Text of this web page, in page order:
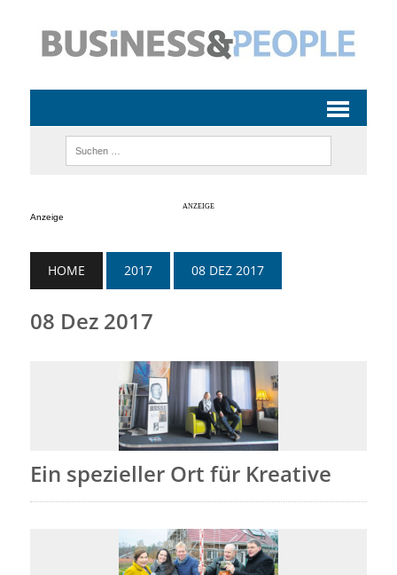
Anzeige
HOME 2017 08 DEZ 2017
08 Dez 2017
Ein spezieller Ort für Kreative